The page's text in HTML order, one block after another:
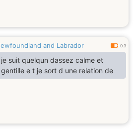
and Labrador 0.3
je suit quelqun dassez calme et
gentille e t je sort d une relation de